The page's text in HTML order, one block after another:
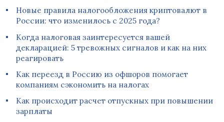
Новые правила налогообложения криптовалют в
России: что изменилось с 2025 года?
Когда налоговая заинтересуется вашей
декларацией: 5 тревожных сигналов и как на них
реагировать
Как переезд в Россию из офшоров помогает
компаниям сэкономить на налогах
Как происходит расчет отпускных при повышении
зарплаты